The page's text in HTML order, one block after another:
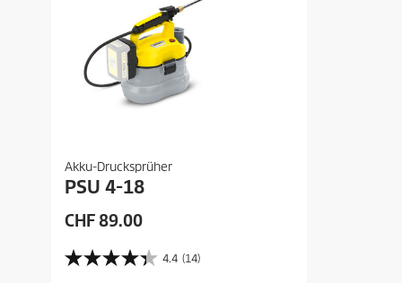
Akku-Drucksprüher
PSU 4-18
A
t
CHF 89.00
4.4 (14)
4